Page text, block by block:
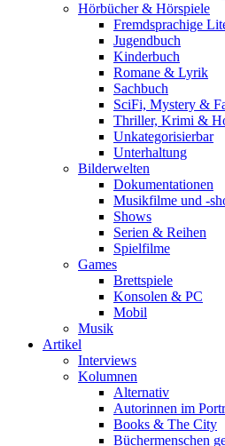
Hörbücher & Hörspiele
Fremdsprachige
Jugendbuch
Kinderbuch
Romane & Lyrik
Sachbuch
SciFi, Mystery &
Thriller, Krimi &
Unkategorisierbar
Unterhaltung
Bilderwelten
Dokumentationen
Musikfilme und -
Shows
Serien & Reihen
Spielfilme
Games
Brettspiele
Konsolen & PC
Mobil
Musik
Artikel
Interviews
Kolumnen
Alternativ
Autorinnen im
Books & The City
Büchermenschen